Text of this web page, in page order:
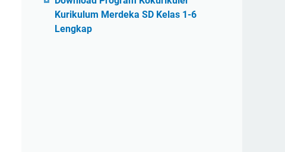
Kurikulum Merdeka SD Kelas 1-6
Lengkap